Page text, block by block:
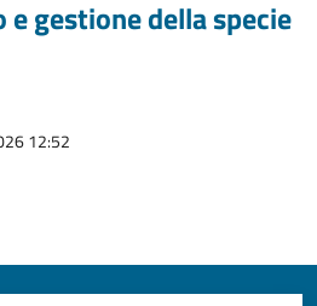
gestione della specie
12:52